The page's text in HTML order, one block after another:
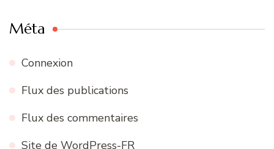
Méta
Connexion
Flux des publications
Flux des commentaires
Site de WordPress-FR